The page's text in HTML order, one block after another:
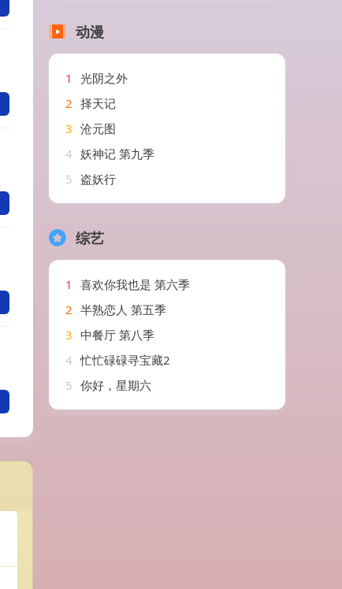
动漫
1
光阴之外
2 择天记
3 沧元图
4 妖神记 第九季
5 盗妖行
综艺
1
喜欢你我也是 第六季
2 半熟恋人 第五季
3 中餐厅 第八季
4 忙忙碌碌寻宝藏2
5 你好，星期六